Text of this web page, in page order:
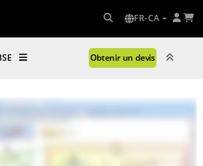
FR-CA
Obtenir un devis